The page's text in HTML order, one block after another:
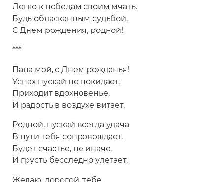
Легко к победам своим мчать.
Будь обласканным судьбой,
С Днем рождения, родной!
***
Папа мой, с Днем рожденья!
Успех пускай не покидает,
Приходит вдохновенье,
И радость в воздухе витает.
Родной, пускай всегда удача
В пути тебя сопровождает.
Будет счастье, не иначе,
И грусть бесследно улетает.
Желаю, дорогой, тебе,